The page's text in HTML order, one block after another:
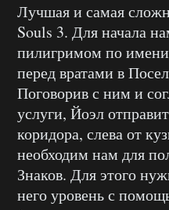
Лучшая и самая
Souls 3. Для начала
пилигримом по
перед вратами в
Поговорив с ним и
услуги, Йоэл
коридора, слева от
необходим нам для
Знаков. Для этого
него уровень с